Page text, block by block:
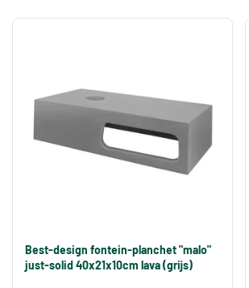
Best-design fontein-planchet "malo"
just-solid 40x21x10cm lava (grijs)